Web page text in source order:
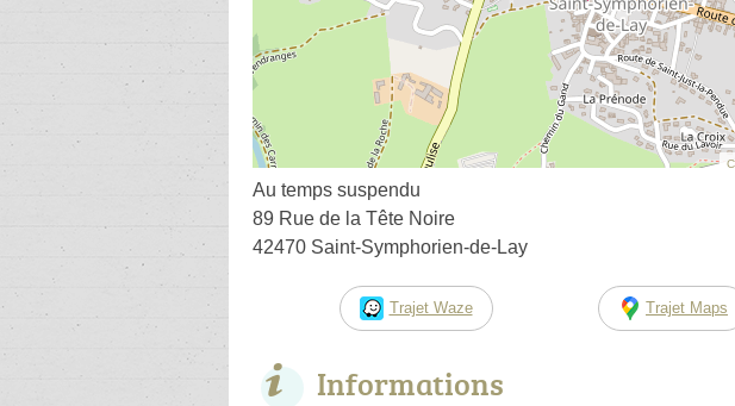
Au temps suspendu
89 Rue de la Tête Noire
42470 Saint-Symphorien-de-Lay
Trajet Waze Trajet Maps
Informations